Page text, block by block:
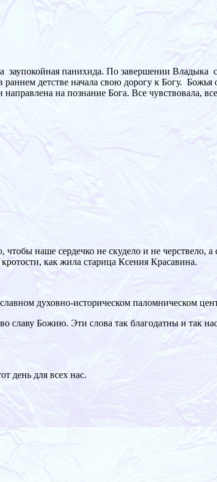
заупокойная панихида. По завершении Владыка
раннем детстве начала свою дорогу к Богу.
на познание Бога. Все чувствовала,
наше сердечко не скудело и не черствело,
как жила старица Ксения Красавина.
духовно-историческом паломническом
славу Божию. Эти слова так благодатны и так
день для всех нас.